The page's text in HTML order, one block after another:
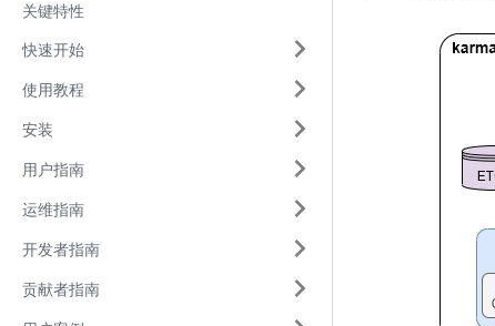
关键特性
快速开始
使用教程
安装
用户指南
运维指南
开发者指南
贡献者指南